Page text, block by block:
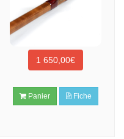
1 650,00€
Panier Fiche